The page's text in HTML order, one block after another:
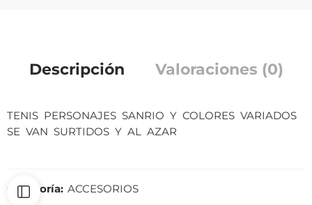
Descripción Valoraciones (0)
TENIS PERSONAJES SANRIO Y COLORES VARIADOS
SE VAN SURTIDOS Y AL AZAR
Categoría: ACCESORIOS